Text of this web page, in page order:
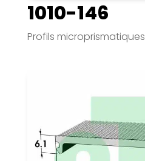
1010-146
Profils microprismatiques